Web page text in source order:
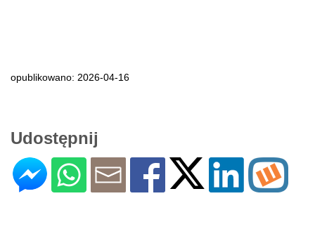
opublikowano: 2026-04-16
Udostępnij